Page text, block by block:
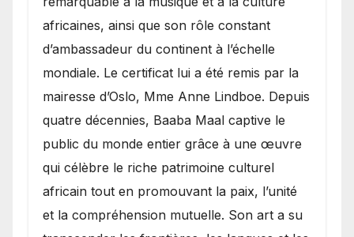
africaines, ainsi que son rôle constant
d’ambassadeur du continent à l’échelle
mondiale. Le certificat lui a été remis par la
mairesse d’Oslo, Mme Anne Lindboe. Depuis
quatre décennies, Baaba Maal captive le
public du monde entier grâce à une œuvre
qui célèbre le riche patrimoine culturel
africain tout en promouvant la paix, l’unité
et la compréhension mutuelle. Son art a su